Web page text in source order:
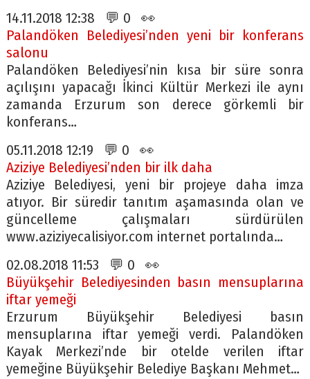
14.11.2018 12:38 💬 0 👀
Palandöken Belediyesi’nden yeni bir konferans
salonu
Palandöken Belediyesi’nin kısa bir süre sonra
açılışını yapacağı İkinci Kültür Merkezi ile aynı
zamanda Erzurum son derece görkemli bir
konferans…
05.11.2018 12:19 💬 0 👀
Aziziye Belediyesi’nden bir ilk daha
Aziziye Belediyesi, yeni bir projeye daha imza
atıyor. Bir süredir tanıtım aşamasında olan ve
güncelleme çalışmaları sürdürülen
www.aziziyecalisiyor.com internet portalında…
02.08.2018 11:53 💬 0 👀
Büyükşehir Belediyesinden basın mensuplarına
iftar yemeği
Erzurum Büyükşehir Belediyesi basın
mensuplarına iftar yemeği verdi. Palandöken
Kayak Merkezi’nde bir otelde verilen iftar
yemeğine Büyükşehir Belediye Başkanı Mehmet…